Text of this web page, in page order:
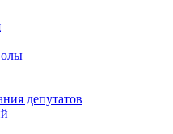
депутатов